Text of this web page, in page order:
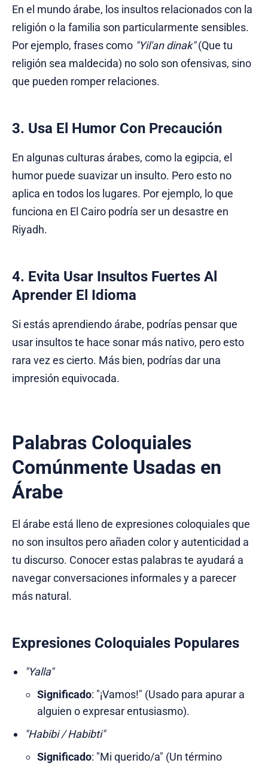
En el mundo árabe, los insultos relacionados con la
religión o la familia son particularmente sensibles.
Por ejemplo, frases como "Yil'an dinak"(Que tu
religión sea maldecida) no solo son ofensivas, sino
que pueden romper relaciones.
3. Usa El Humor Con Precaución
En algunas culturas árabes, como la egipcia, el
humor puede suavizar un insulto. Pero esto no
aplica en todos los lugares. Por ejemplo, lo que
funciona en El Cairo podría ser un desastre en
Riyadh.
4. Evita Usar Insultos Fuertes Al
Aprender El Idioma
Si estás aprendiendo árabe, podrías pensar que
usar insultos te hace sonar más nativo, pero esto
rara vez es cierto. Más bien, podrías dar una
impresión equivocada.
Palabras Coloquiales
Comúnmente Usadas en
Árabe
El árabe está lleno de expresiones coloquiales que
no son insultos pero añaden color y autenticidad a
tu discurso. Conocer estas palabras te ayudará a
navegar conversaciones informales y a parecer
más natural.
Expresiones Coloquiales Populares
"Yalla"
Significado: "¡Vamos!" (Usado para apurar a
alguien o expresar entusiasmo).
"Habibi / Habibti"
Significado: "Mi querido/a" (Un término